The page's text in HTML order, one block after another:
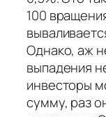
100
Однако, аж
выпадения
инвесторы
сумму, раз